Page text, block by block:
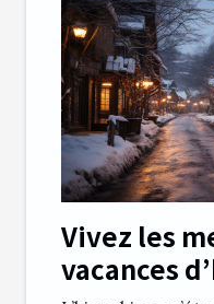
Vivez les
vacances